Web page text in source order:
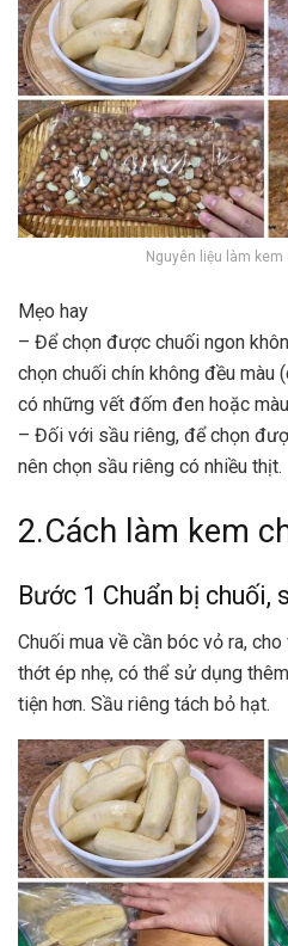
Nguyên liệu làm
Mẹo hay
– Để chọn được chuối ngon
chọn chuối chín không đều màu
có những vết đốm đen hoặc
– Đối với sầu riêng, để chọn
nên chọn sầu riêng có nhiều thịt.
2.Cách làm kem
Bước 1 Chuẩn bị chuối,
Chuối mua về cần bóc vỏ ra,
thớt ép nhẹ, có thể sử dụng
tiện hơn. Sầu riêng tách bỏ hạt.